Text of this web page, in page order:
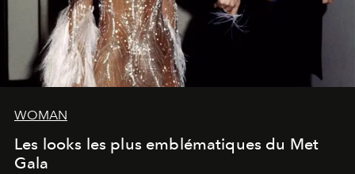
WOMAN
Les looks les plus emblématiques du Met
Gala